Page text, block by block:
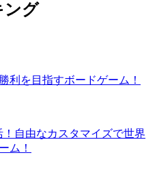
ング
利を目指すボードゲーム！
自由なカスタマイズで世界
ム！